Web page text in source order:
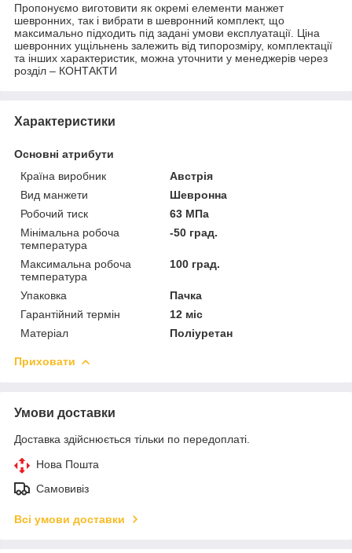
Пропонуємо виготовити як окремі елементи манжет
шевронних, так і вибрати в шевронний комплект, що
максимально підходить під задані умови експлуатації. Ціна
шевронних ущільнень залежить від типорозміру, комплектації
та інших характеристик, можна уточнити у менеджерів через
розділ – КОНТАКТИ
Характеристики
Основні атрибути
Країна виробник
Австрія
Вид манжети
Шевронна
Робочий тиск
63 МПа
Мінімальна робоча
температура
-50 град.
Максимальна робоча
температура
100 град.
Упаковка
Пачка
Гарантійний термін
12 міс
Матеріал
Поліуретан
Приховати
Умови доставки
Доставка здійснюється тільки по передоплаті.
Нова Пошта
Самовивіз
Всі умови доставки